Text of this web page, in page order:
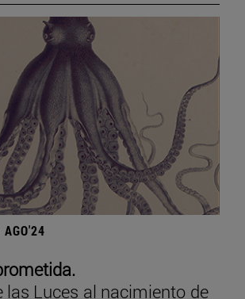
las Luces al nacimiento de